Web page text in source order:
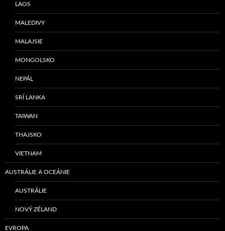
LAOS
MALEDIVY
MALAJSIE
MONGOLSKO
NEPÁL
SRÍ LANKA
TAIWAN
THAJSKO
VIETNAM
AUSTRÁLIE A OCEÁNIE
AUSTRÁLIE
NOVÝ ZÉLAND
EVROPA